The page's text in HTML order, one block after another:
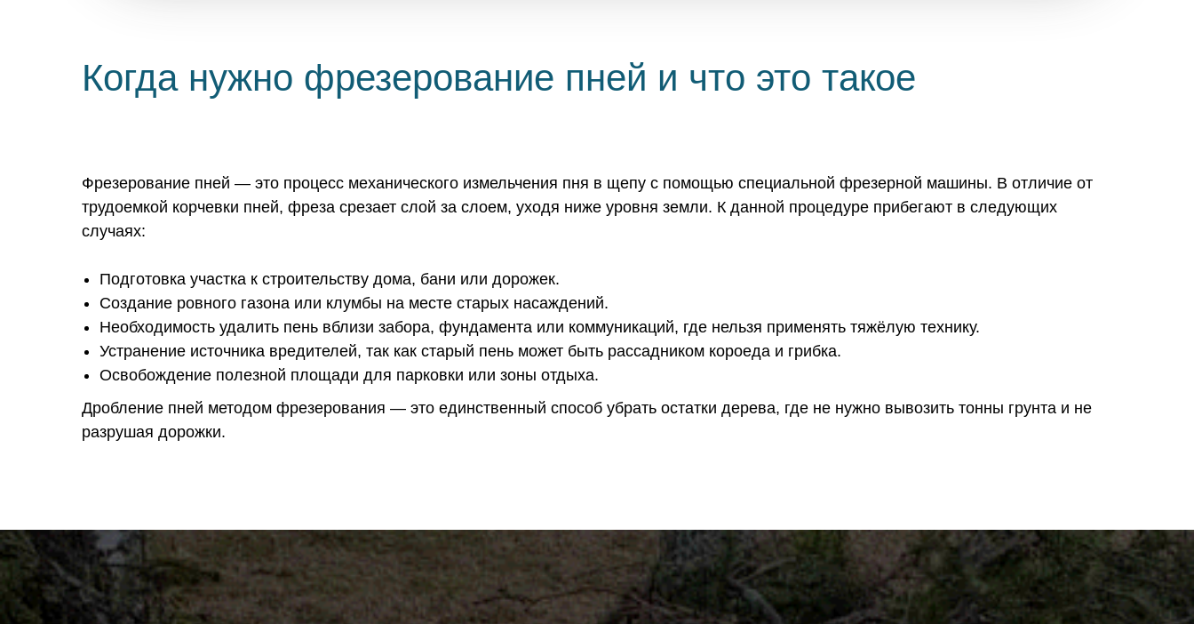
Когда нужно фрезерование пней и что это такое
Фрезерование пней — это процесс механического измельчения пня в щепу с помощью специальной фрезерной машины. В отличие от
трудоемкой корчевки пней, фреза срезает слой за слоем, уходя ниже уровня земли. К данной процедуре прибегают в следующих
случаях:
Подготовка участка к строительству дома, бани или дорожек.
Создание ровного газона или клумбы на месте старых насаждений.
Необходимость удалить пень вблизи забора, фундамента или коммуникаций, где нельзя применять тяжёлую технику.
Устранение источника вредителей, так как старый пень может быть рассадником короеда и грибка.
Освобождение полезной площади для парковки или зоны отдыха.
Дробление пней методом фрезерования — это единственный способ убрать остатки дерева, где не нужно вывозить тонны грунта и не
разрушая дорожки.